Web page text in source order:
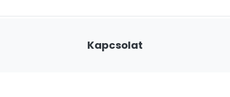
Kapcsolat